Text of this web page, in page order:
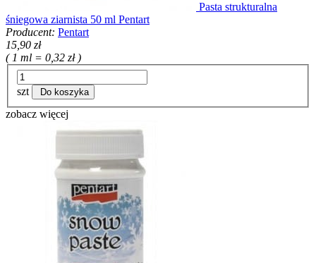
Pasta strukturalna
śniegowa ziarnista 50 ml Pentart
Producent: Pentart
15,90 zł
( 1 ml = 0,32 zł )
szt Do koszyka
zobacz więcej